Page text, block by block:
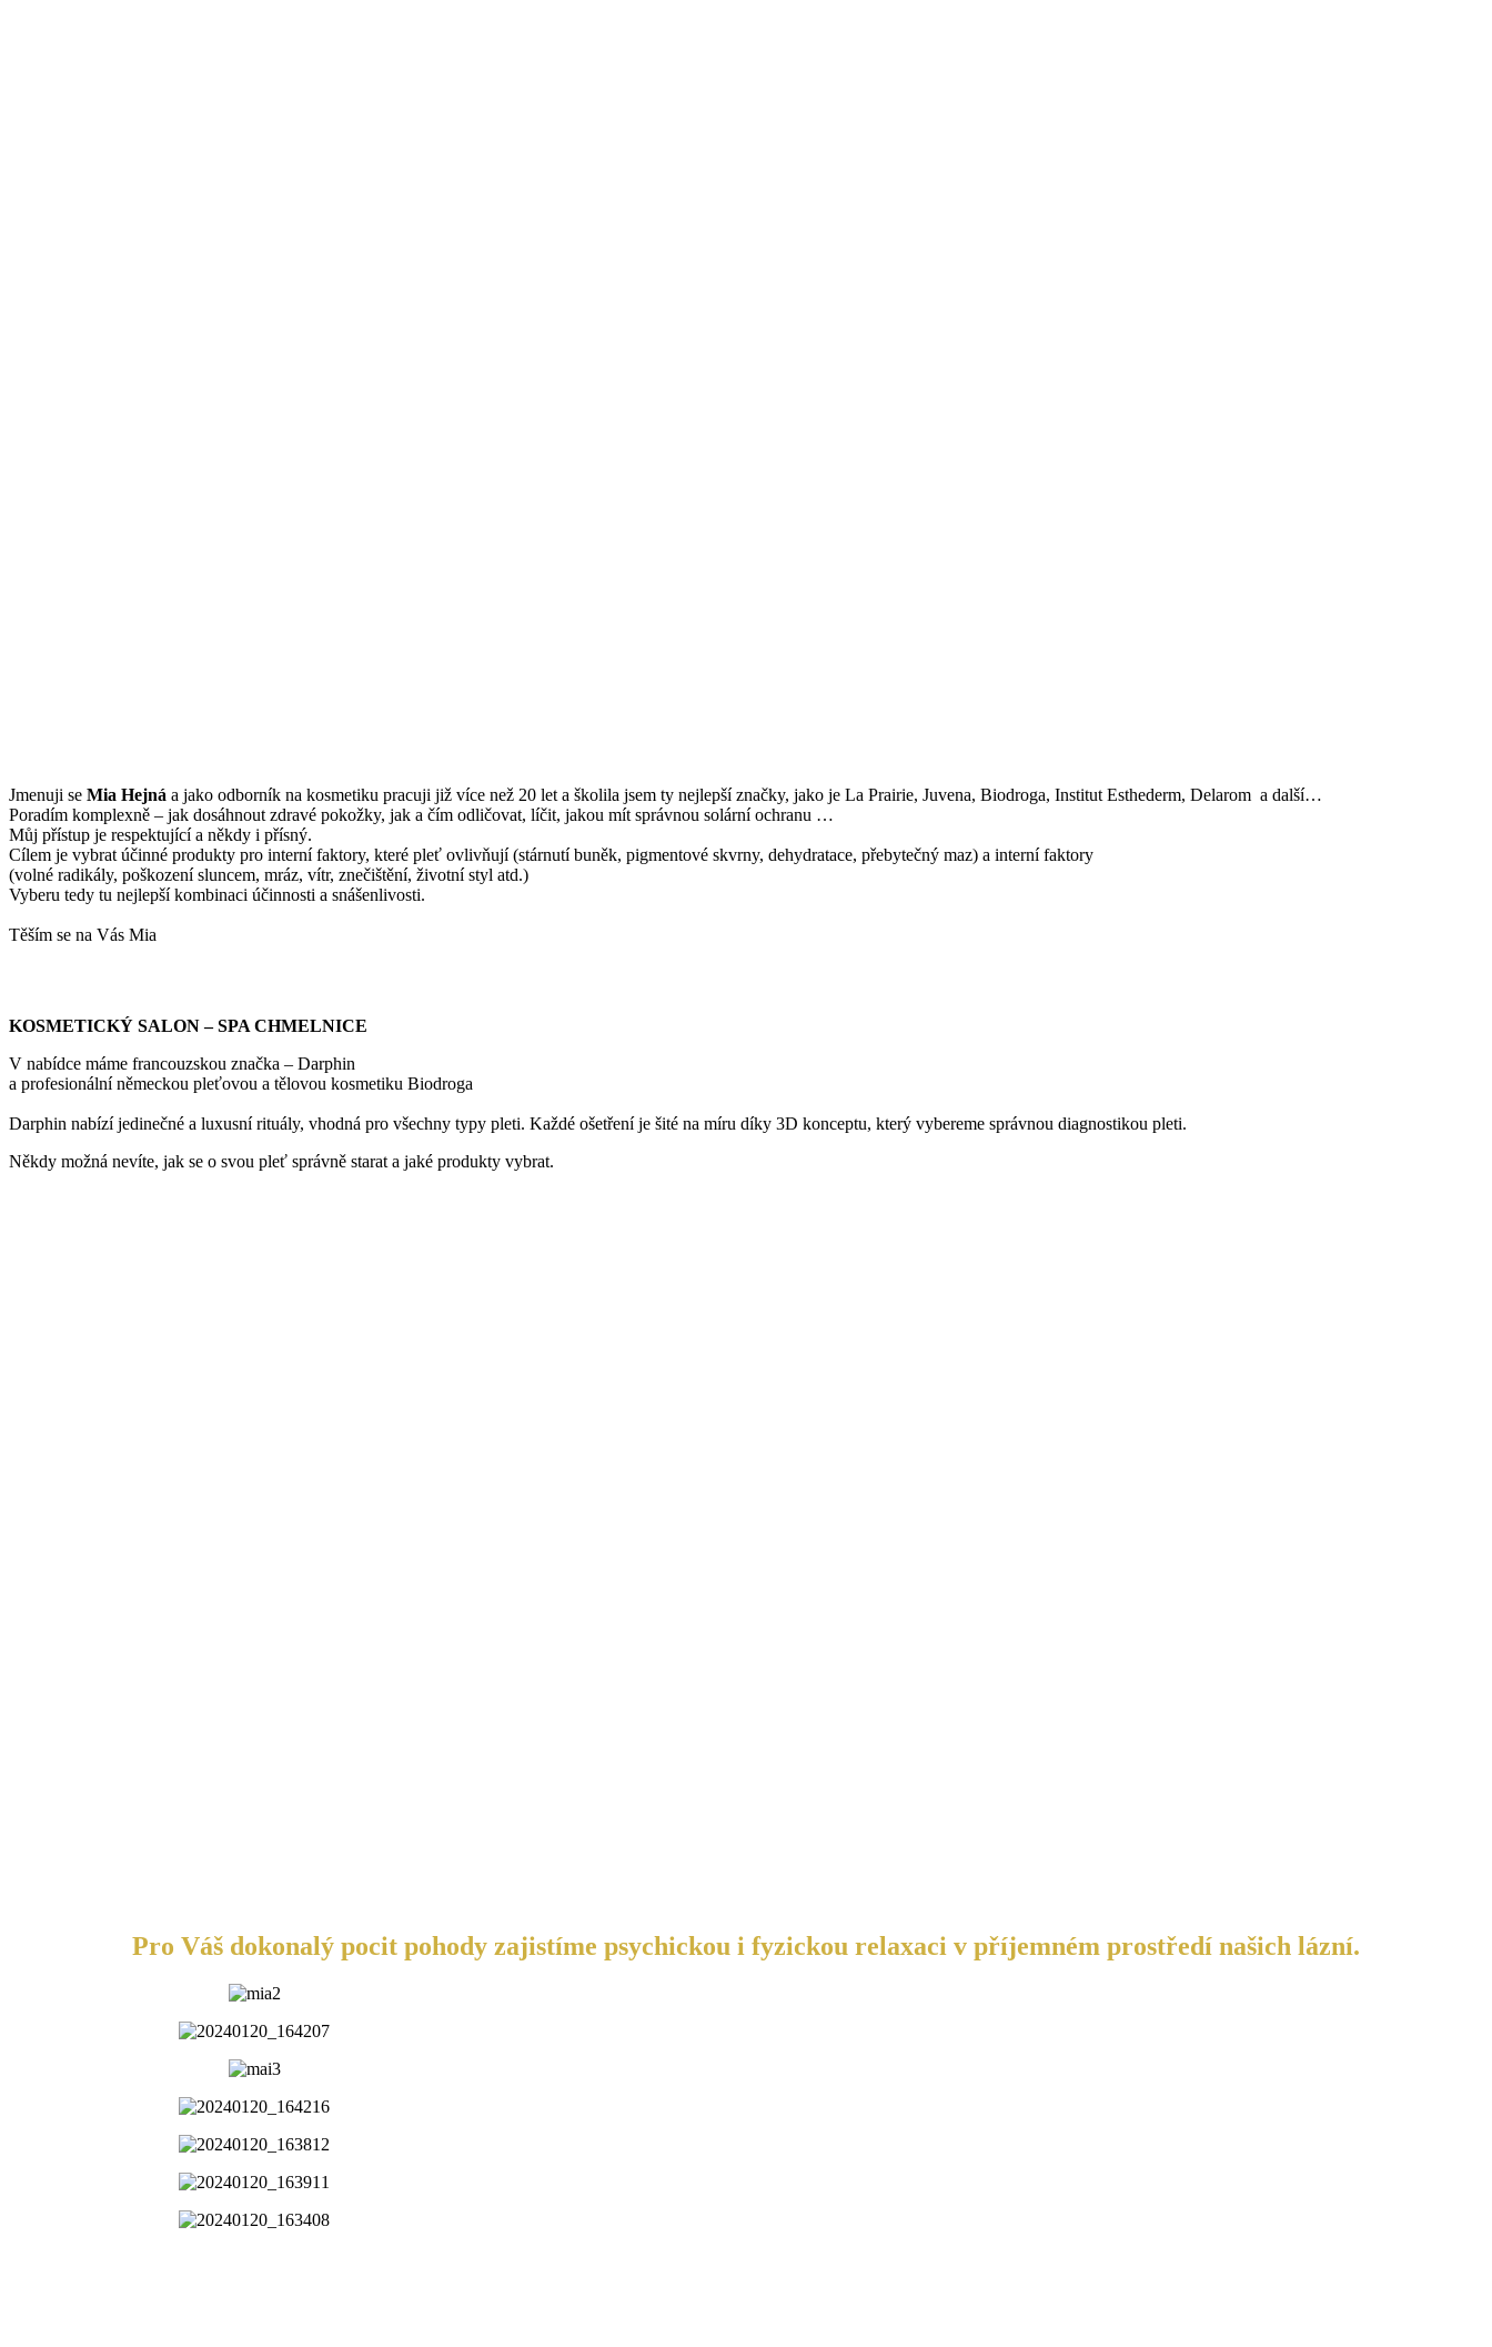
Jmenuji se Mia Hejná a jako odborník na kosmetiku pracuji již více než 20 let a školila jsem ty nejlepší značky, jako je La Prairie, Juvena, Biodroga, Institut Esthederm, Delarom a další…
Poradím komplexně – jak dosáhnout zdravé pokožky, jak a čím odličovat, líčit, jakou mít správnou solární ochranu …
Můj přístup je respektující a někdy i přísný.
Cílem je vybrat účinné produkty pro interní faktory, které pleť ovlivňují (stárnutí buněk, pigmentové skvrny, dehydratace, přebytečný maz) a interní faktory
(volné radikály, poškození sluncem, mráz, vítr, znečištění, životní styl atd.)
Vyberu tedy tu nejlepší kombinaci účinnosti a snášenlivosti.
Těším se na Vás Mia
KOSMETICKÝ SALON – SPA CHMELNICE
V nabídce máme francouzskou značka – Darphin
a profesionální německou pleťovou a tělovou kosmetiku Biodroga
Darphin nabízí jedinečné a luxusní rituály, vhodná pro všechny typy pleti. Každé ošetření je šité na míru díky 3D konceptu, který vybereme správnou diagnostikou pleti.
Někdy možná nevíte, jak se o svou pleť správně starat a jaké produkty vybrat.
Pro Váš dokonalý pocit pohody zajistíme psychickou i fyzickou relaxaci v příjemném prostředí našich lázní.